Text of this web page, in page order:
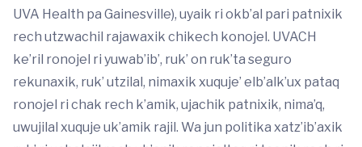
UVA Health pa Gainesville), uyaik ri okb’al pari patnixik
rech utzwachil rajawaxik chikech konojel. UVACH
ke’ril ronojel ri yuwab’ib’, ruk’ on ruk’ta seguro
rekunaxik, ruk’ utzilal, nimaxik xuquje’ elb’alk’ux pataq
ronojel ri chak rech k’amik, ujachik patnixik, nima’q,
uwujilal xuquje uk’amik rajil. Wa jun politika xatz’ib’axik